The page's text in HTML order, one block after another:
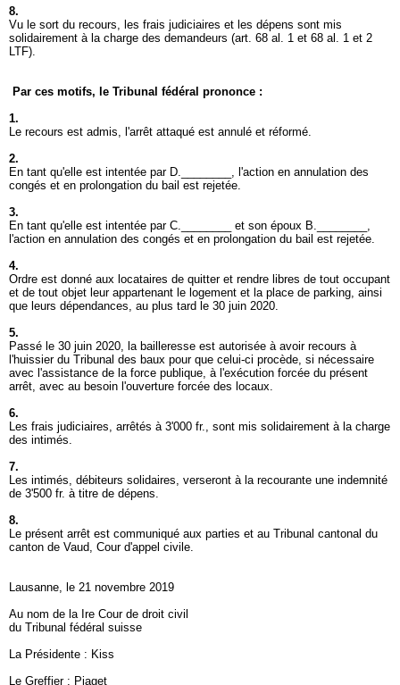
8.
Vu le sort du recours, les frais judiciaires et les dépens sont mis
solidairement à la charge des demandeurs (art. 68 al. 1 et 68 al. 1 et 2
LTF).
Par ces motifs, le Tribunal fédéral prononce :
1.
Le recours est admis, l'arrêt attaqué est annulé et réformé.
2.
En tant qu'elle est intentée par D.________, l'action en annulation des
congés et en prolongation du bail est rejetée.
3.
En tant qu'elle est intentée par C.________ et son époux B.________,
l'action en annulation des congés et en prolongation du bail est rejetée.
4.
Ordre est donné aux locataires de quitter et rendre libres de tout occupant
et de tout objet leur appartenant le logement et la place de parking, ainsi
que leurs dépendances, au plus tard le 30 juin 2020.
5.
Passé le 30 juin 2020, la bailleresse est autorisée à avoir recours à
l'huissier du Tribunal des baux pour que celui-ci procède, si nécessaire
avec l'assistance de la force publique, à l'exécution forcée du présent
arrêt, avec au besoin l'ouverture forcée des locaux.
6.
Les frais judiciaires, arrêtés à 3'000 fr., sont mis solidairement à la charge
des intimés.
7.
Les intimés, débiteurs solidaires, verseront à la recourante une indemnité
de 3'500 fr. à titre de dépens.
8.
Le présent arrêt est communiqué aux parties et au Tribunal cantonal du
canton de Vaud, Cour d'appel civile.
Lausanne, le 21 novembre 2019
Au nom de la Ire Cour de droit civil
du Tribunal fédéral suisse
La Présidente : Kiss
Le Greffier : Piaget